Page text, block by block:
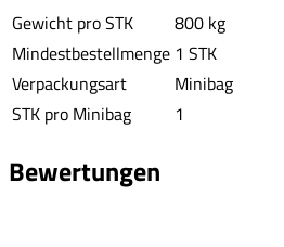
Gewicht pro STK
800 kg
Mindestbestellmenge 1 STK
Verpackungsart
Minibag
STK pro Minibag
1
Bewertungen